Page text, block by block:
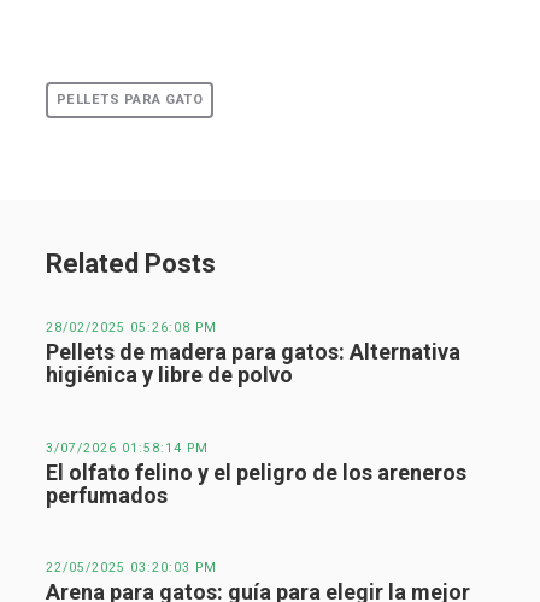
PELLETS PARA GATO
Related Posts
28/02/2025 05:26:08 PM
Pellets de madera para gatos: Alternativa
higiénica y libre de polvo
3/07/2026 01:58:14 PM
El olfato felino y el peligro de los areneros
perfumados
22/05/2025 03:20:03 PM
Arena para gatos: guía para elegir la mejor